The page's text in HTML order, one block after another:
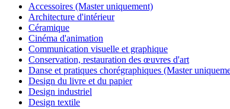
Accessoires (Master uniquement)
Architecture d'intérieur
Céramique
Cinéma d'animation
Communication visuelle et graphique
Conservation, restauration des œuvres d'art
Danse et pratiques chorégraphiques (Master
Design du livre et du papier
Design industriel
Design textile